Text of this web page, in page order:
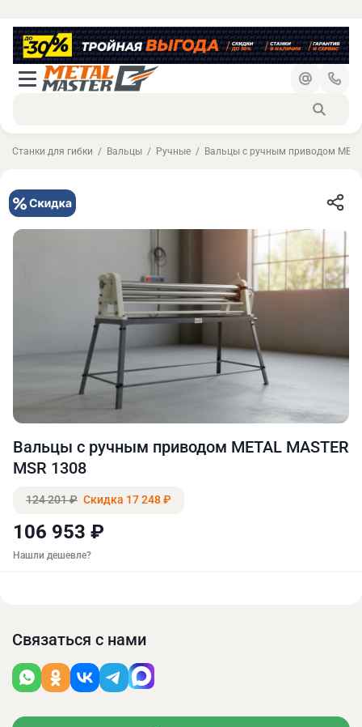
Станки для гибки Вальцы Ручные Вальцы с ручным приводом
Вальцы с ручным приводом METAL MASTER
MSR 1308
124 201 ₽ Скидка 17 248 ₽
106 953 ₽
Нашли дешевле?
Связаться с нами